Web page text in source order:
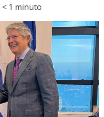
< 1 minuto